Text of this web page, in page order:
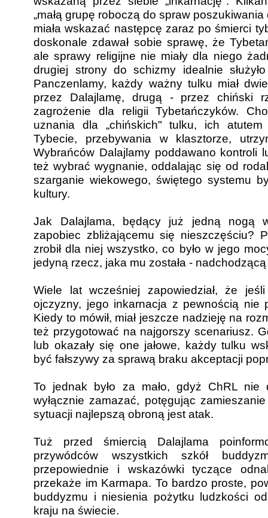
„małą grupę roboczą do spraw
miała wskazać następcę zaraz po śmierci
doskonale zdawał sobie sprawę, że
ale sprawy religijne nie miały dla niego
drugiej strony do schizmy idealnie
Panczenlamy, każdy ważny tulku miał
przez Dalajlamę, drugą - przez chiński
zagrożenie dla religii Tybetańczyków.
uznania dla „chińskich" tulku, ich atutem
Tybecie, przebywania w klasztorze,
Wybrańców Dalajlamy poddawano kontroli
też wybrać wygnanie, oddalając się od
szarganie wiekowego, świętego systemu
kultury.
Jak Dalajlama, będący już jedną nogą
zapobiec zbliżającemu się nieszczęściu?
zrobił dla niej wszystko, co było w jego
jedyną rzecz, jaka mu została -
Wiele lat wcześniej zapowiedział, że
ojczyzny, jego inkarnacja z pewnością nie
Kiedy to mówił, miał jeszcze nadzieję na
też przygotować na najgorszy scenariusz.
lub okazały się one jałowe, każdy tulku
być fałszywy za sprawą braku akceptacji
To jednak było za mało, gdyż ChRL nie
wyłącznie zamazać, potęgując
sytuacji najlepszą obroną jest atak.
Tuż przed śmiercią Dalajlama
przywódców wszystkich szkół
przepowiednie i wskazówki tyczące
przekaże im Karmapa. To bardzo proste,
buddyzmu i niesienia pożytku ludzkości
kraju na świecie.